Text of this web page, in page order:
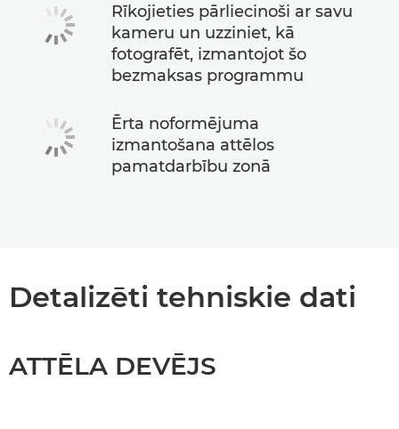
Rīkojieties pārliecinoši ar savu
kameru un uzziniet, kā
fotografēt, izmantojot šo
bezmaksas programmu
Ērta noformējuma
izmantošana attēlos
pamatdarbību zonā
Detalizēti tehniskie dati
ATTĒLA DEVĒJS